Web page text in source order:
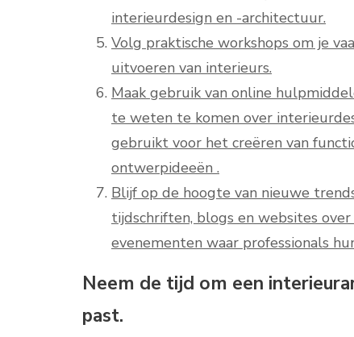
interieurdesign en -architectuur.
Volg praktische workshops om je
uitvoeren van interieurs.
Maak gebruik van online
te weten te komen over
gebruikt voor het creëren van
ontwerpideeën .
Blijf op de hoogte van nieuwe
tijdschriften, blogs en websites
evenementen waar professionals
Neem de tijd om een
past.